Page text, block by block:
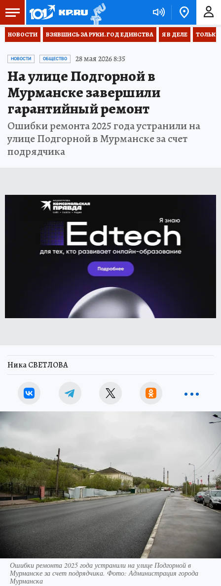
НОВОСТИ ВЗЯВШИСЬ ЗА РУКИ. ГОД ЕДИНСТВА Я В ДЕЛЕ ТОЛЬКО
НОВОСТИ ОБЩЕСТВО 28 мая 2026 8:35
На улице Подгорной в
Мурманске завершили
гарантийный ремонт
Ошибки ремонта 2025 года устранили на
улице Подгорной в Мурманске за счет
подрядчика
Ника СВЕТЛОВА
Ошибки ремонта 2025 года устранили на улице Подгорной в
Мурманске за счет подрядчика. Фото: Администрация города
Мурманска